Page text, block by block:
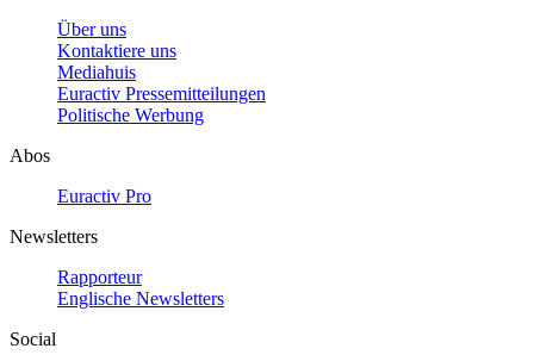
Über uns
Kontaktiere uns
Mediahuis
Euractiv Pressemitteilungen
Politische Werbung
Abos
Euractiv Pro
Newsletters
Rapporteur
Englische Newsletters
Social